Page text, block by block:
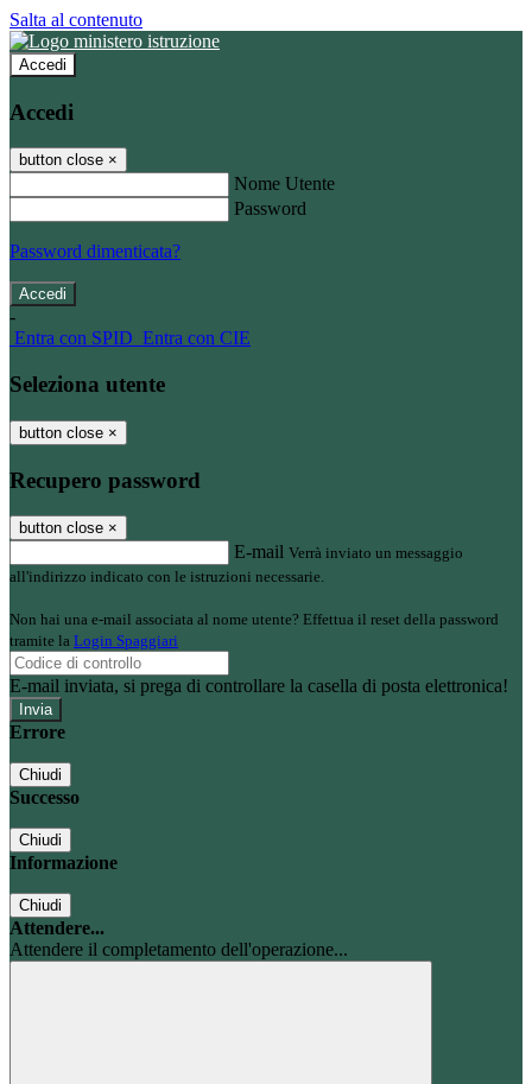
Salta al contenuto
Accedi
Accedi
button close ×
Nome Utente
Password
Password dimenticata?
-
Entra con SPID Entra con CIE
Seleziona utente
button close ×
Recupero password
button close ×
E-mail Verrà inviato un messaggio
all'indirizzo indicato con le istruzioni necessarie.
Non hai una e-mail associata al nome utente? Effettua il reset della password
tramite la Login Spaggiari
E-mail inviata, si prega di controllare la casella di posta elettronica!
Errore
Chiudi
Successo
Chiudi
Informazione
Chiudi
Attendere...
Attendere il completamento dell'operazione...